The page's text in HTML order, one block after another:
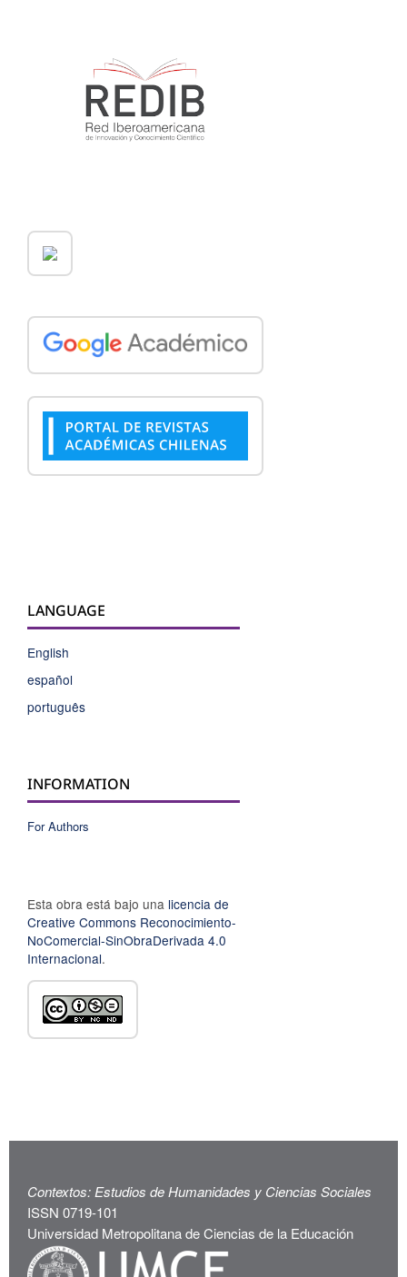
LANGUAGE
English
español
português
INFORMATION
For Authors
Esta obra está bajo una licencia de
Creative Commons Reconocimiento-
NoComercial-SinObraDerivada 4.0
Internacional.
Contextos: Estudios de Humanidades y Ciencias Sociales
ISSN 0719-101
Universidad Metropolitana de Ciencias de la Educación